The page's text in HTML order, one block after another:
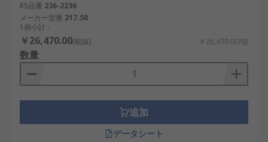
RS品番 236-2236
メーカー型番 217.50
1個小計：
￥26,470.00(税抜) ￥26,470.00/個
数量
追加
データシート